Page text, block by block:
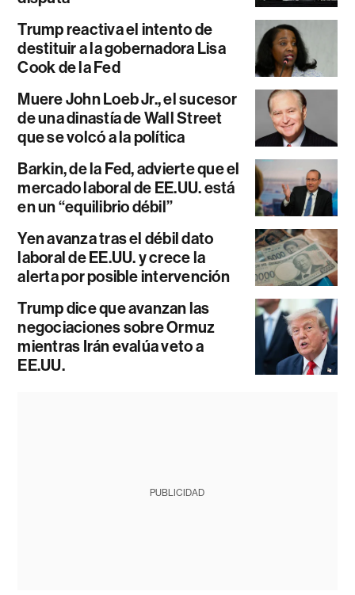
Trump reactiva el intento de
destituir a la gobernadora Lisa
Cook de la Fed
Muere John Loeb Jr., el sucesor
de una dinastía de Wall Street
que se volcó a la política
Barkin, de la Fed, advierte que el
mercado laboral de EE.UU. está
en un “equilibrio débil”
Yen avanza tras el débil dato
laboral de EE.UU. y crece la
alerta por posible intervención
Trump dice que avanzan las
negociaciones sobre Ormuz
mientras Irán evalúa veto a
EE.UU.
PUBLICIDAD